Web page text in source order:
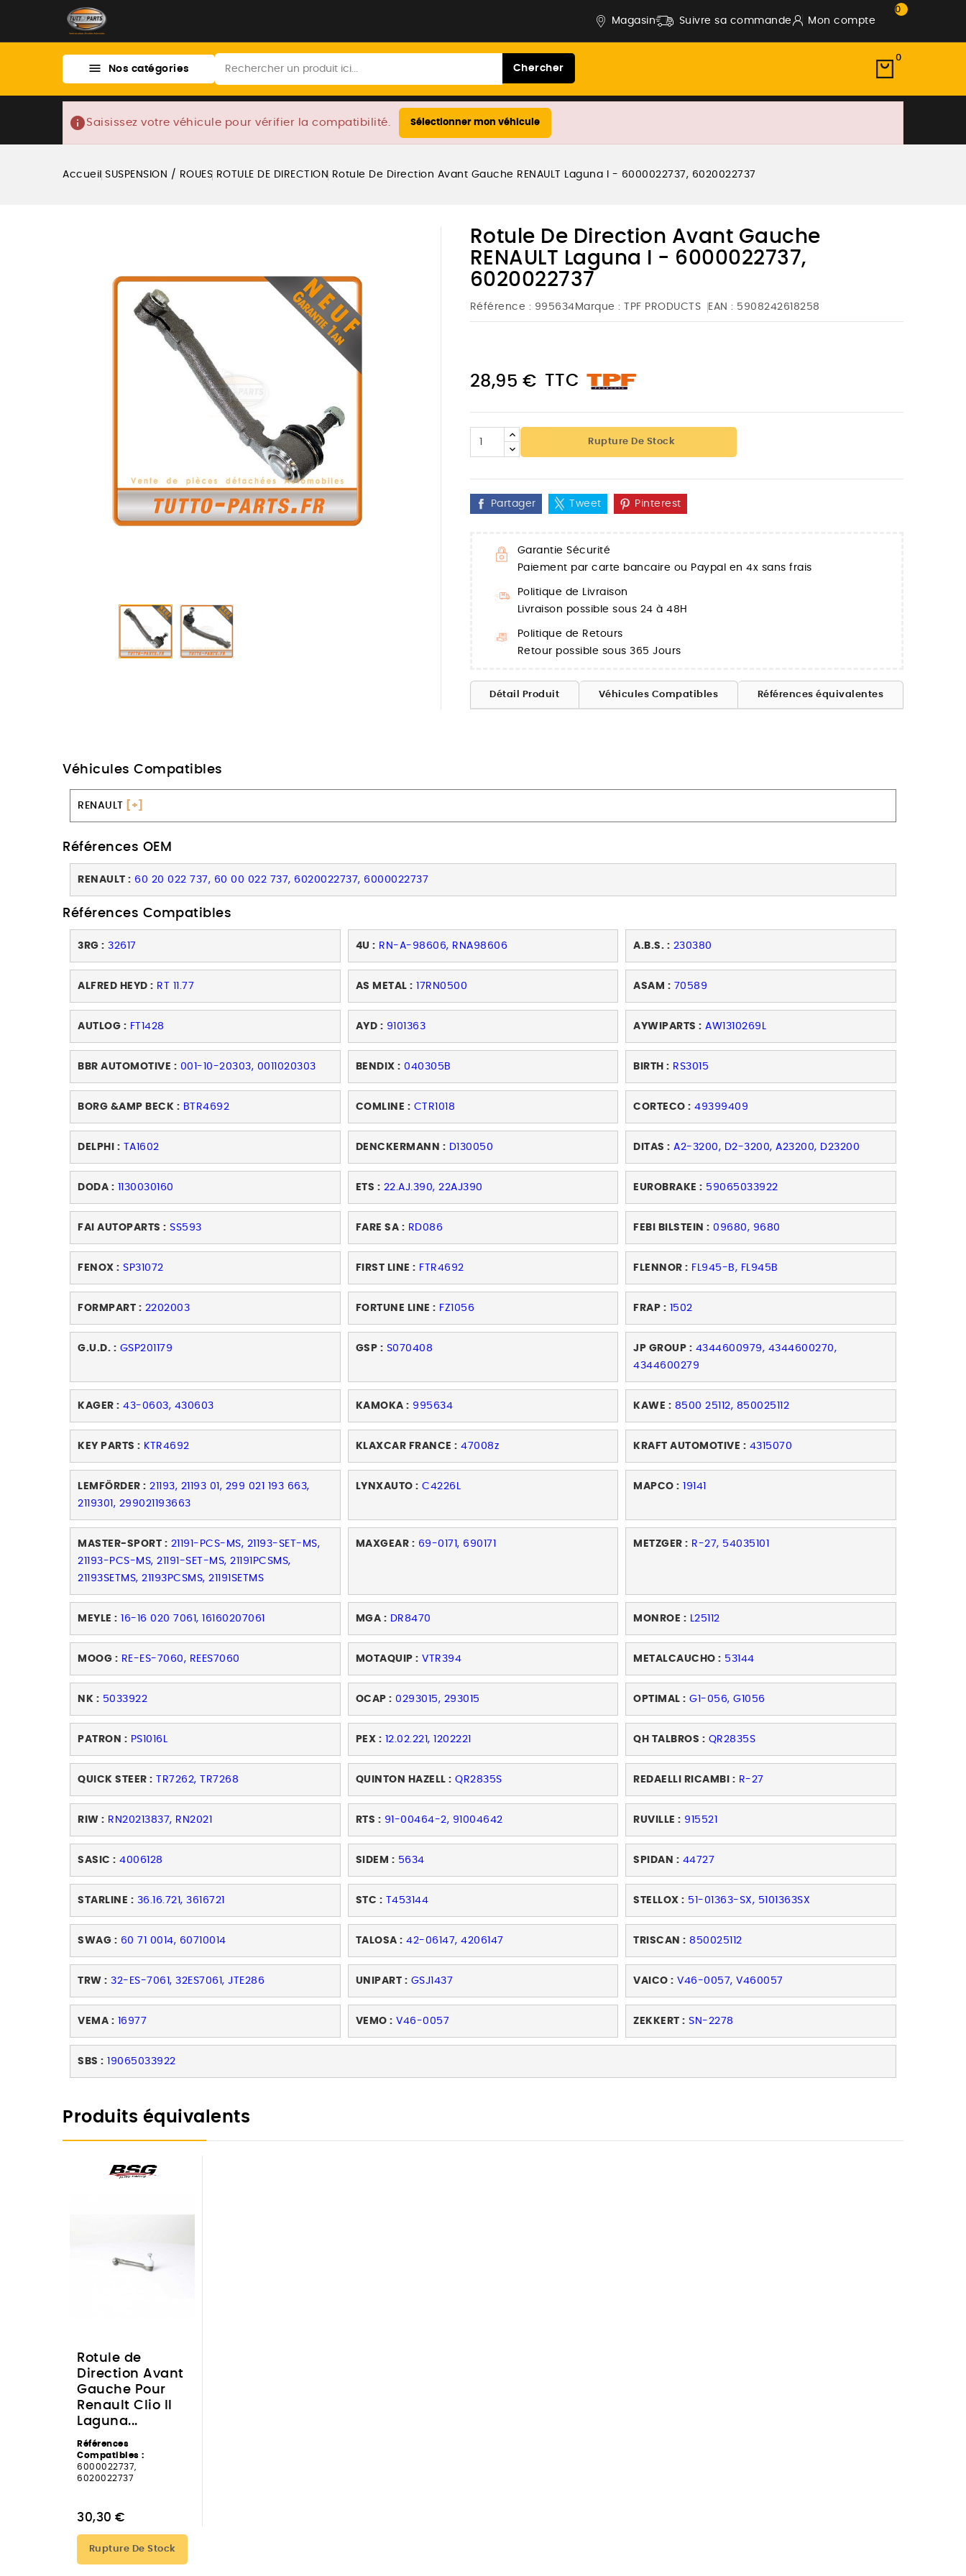
Magasin Suivre sa commande Mon compte
0
 Nos catégories Chercher
0
info Saisissez votre véhicule pour vérifier la compatibilité. Sélectionner mon véhicule
Accueil SUSPENSION / ROUES ROTULE DE DIRECTION Rotule De Direction Avant Gauche RENAULT Laguna I - 6000022737, 6020022737
Rotule De Direction Avant Gauche
RENAULT Laguna I - 6000022737,
6020022737
Référence : 995634 Marque : TPF PRODUCTS EAN : 5908242618258
28,95 € TTC
Rupture De Stock
Partager Tweet Pinterest
Garantie Sécurité
Paiement par carte bancaire ou Paypal en 4x sans frais
Politique de Livraison
Livraison possible sous 24 à 48H
Politique de Retours
Retour possible sous 365 Jours
Détail Produit Véhicules Compatibles Références équivalentes
Véhicules Compatibles
RENAULT [+]
Références OEM
RENAULT : 60 20 022 737, 60 00 022 737, 6020022737, 6000022737
Références Compatibles
3RG : 32617 4U : RN-A-98606, RNA98606 A.B.S. : 230380
ALFRED HEYD : RT 11.77 AS METAL : 17RN0500 ASAM : 70589
AUTLOG : FT1428 AYD : 9101363 AYWIPARTS : AW1310269L
BBR AUTOMOTIVE : 001-10-20303, 0011020303 BENDIX : 040305B BIRTH : RS3015
BORG &AMP BECK : BTR4692 COMLINE : CTR1018 CORTECO : 49399409
DELPHI : TA1602 DENCKERMANN : D130050 DITAS : A2-3200, D2-3200, A23200, D23200
DODA : 1130030160 ETS : 22.AJ.390, 22AJ390 EUROBRAKE : 59065033922
FAI AUTOPARTS : SS593 FARE SA : RD086 FEBI BILSTEIN : 09680, 9680
FENOX : SP31072 FIRST LINE : FTR4692 FLENNOR : FL945-B, FL945B
FORMPART : 2202003 FORTUNE LINE : FZ1056 FRAP : 1502
G.U.D. : GSP201179 GSP : S070408 JP GROUP : 4344600979, 4344600270,
4344600279
KAGER : 43-0603, 430603 KAMOKA : 995634 KAWE : 8500 25112, 850025112
KEY PARTS : KTR4692 KLAXCAR FRANCE : 47008z KRAFT AUTOMOTIVE : 4315070
LEMFÖRDER : 21193, 21193 01, 299 021 193 663,
2119301, 299021193663
LYNXAUTO : C4226L MAPCO : 19141
MASTER-SPORT : 21191-PCS-MS, 21193-SET-MS,
21193-PCS-MS, 21191-SET-MS, 21191PCSMS,
21193SETMS, 21193PCSMS, 21191SETMS
MAXGEAR : 69-0171, 690171 METZGER : R-27, 54035101
MEYLE : 16-16 020 7061, 16160207061 MGA : DR8470 MONROE : L25112
MOOG : RE-ES-7060, REES7060 MOTAQUIP : VTR394 METALCAUCHO : 53144
NK : 5033922 OCAP : 0293015, 293015 OPTIMAL : G1-056, G1056
PATRON : PS1016L PEX : 12.02.221, 1202221 QH TALBROS : QR2835S
QUICK STEER : TR7262, TR7268 QUINTON HAZELL : QR2835S REDAELLI RICAMBI : R-27
RIW : RN20213837, RN2021 RTS : 91-00464-2, 91004642 RUVILLE : 915521
SASIC : 4006128 SIDEM : 5634 SPIDAN : 44727
STARLINE : 36.16.721, 3616721 STC : T453144 STELLOX : 51-01363-SX, 5101363SX
SWAG : 60 71 0014, 60710014 TALOSA : 42-06147, 4206147 TRISCAN : 850025112
TRW : 32-ES-7061, 32ES7061, JTE286 UNIPART : GSJ1437 VAICO : V46-0057, V460057
VEMA : 16977 VEMO : V46-0057 ZEKKERT : SN-2278
SBS : 19065033922
Produits équivalents
Rotule de
Direction Avant
Gauche Pour
Renault Clio II
Laguna...
Références
Compatibles :
6000022737,
6020022737
30,30 €
Rupture De Stock